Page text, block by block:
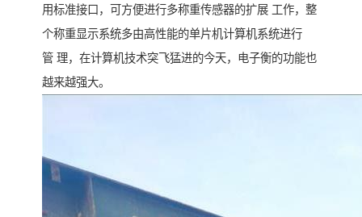
用标准接口，可方便进行多称重传感器的扩展 工作，整
个称重显示系统多由高性能的单片机计算机系统进行
管 理，在计算机技术突飞猛进的今天，电子衡的功能也
越来越强大。